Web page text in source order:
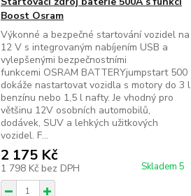
Boost Osram
Výkonné a bezpečné startování vozidel na
12 V s integrovaným nabíjením USB a
vylepšenými bezpečnostními
funkcemi OSRAM BATTERYjumpstart 500
dokáže nastartovat vozidla s motory do 3 l
benzínu nebo 1,5 l nafty. Je vhodný pro
většinu 12V osobních automobilů,
dodávek, SUV a lehkých užitkových
vozidel. F...
2 175 Kč
1 798 Kč bez DPH Skladem 5